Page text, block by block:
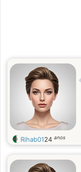
Rihab0124 anos